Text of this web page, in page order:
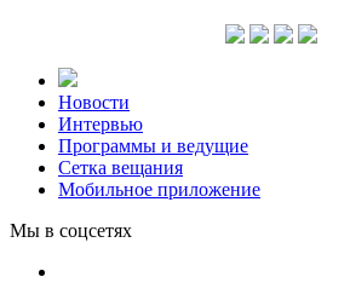
Новости
Интервью
Программы и ведущие
Сетка вещания
Мобильное приложение
Мы в соцсетях